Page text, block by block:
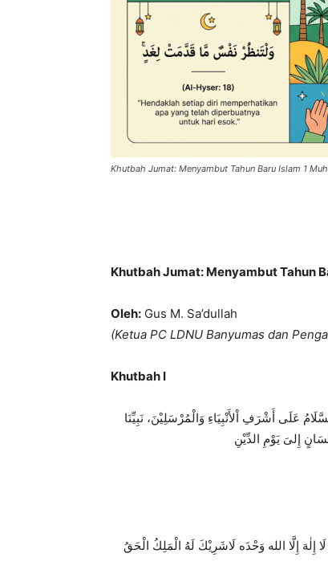
Khutbah Jumat: Menyambut Tahun Baru Islam 1
Khutbah Jumat: Menyambut Tahun
Oleh: Gus M. Sa’dullah
(Ketua PC LDNU Banyumas dan
Khutbah I
عَلَى أَشْرَفِ اْلأَنْبِيَاءِ وَالْمُرْسَلِيْنَ، نَبِيِّنَا
إِلىَ يَوْمِ الدِّيْنِ